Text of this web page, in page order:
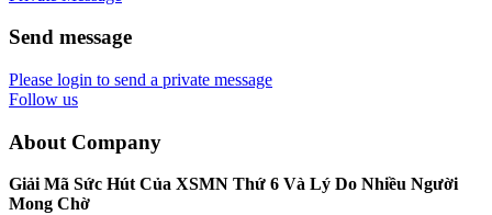
Send message
Please login to send a private message
Follow us
About Company
Giải Mã Sức Hút Của XSMN Thứ 6 Và Lý Do Nhiều Người
Mong Chờ